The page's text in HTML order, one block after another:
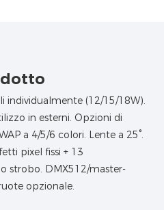
individualmente (12/15/18W).
in esterni. Opzioni di
a 4/5/6 colori. Lente a 25°.
pixel fissi + 13
strobo. DMX512/master-
opzionale.